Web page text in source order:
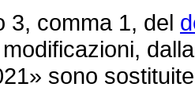
comma 1, del
sono